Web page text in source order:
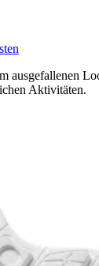
ausgefallenen
Aktivitäten.